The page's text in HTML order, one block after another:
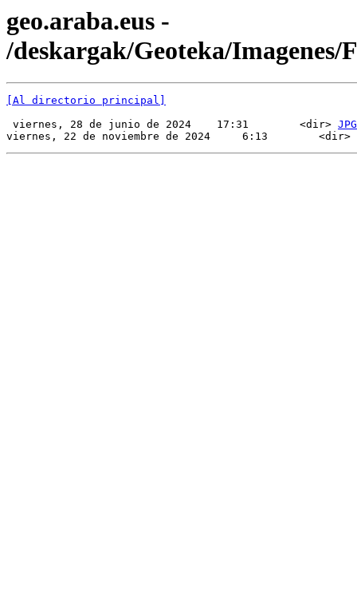
geo.araba.eus -
/deskargak/Geoteka/Imagenes/
[Al directorio principal]
viernes, 28 de junio de 2024    17:31        <dir> JPG
viernes, 22 de noviembre de 2024     6:13        <dir>